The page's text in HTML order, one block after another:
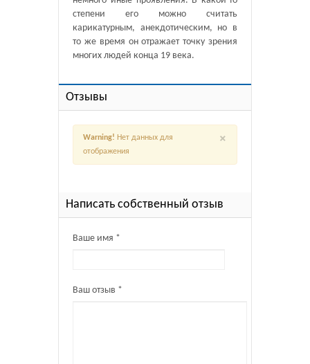
степени его можно считать
карикатурным, анекдотическим, но в
то же время он отражает точку зрения
многих людей конца 19 века.
Отзывы
×
Warning! Нет данных для
отображения
Написать собственный отзыв
Ваше имя *
Ваш отзыв *